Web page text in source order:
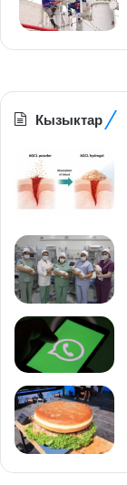
Кызыктар